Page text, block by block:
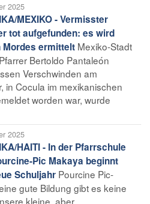
2025
MEXIKO - Vermisster
tot aufgefunden: es wird
Mordes ermittelt Mexiko-Stadt
Bertoldo Pantaleón
Verschwinden am
in Cocula im mexikanischen
worden war, wurde
2025
HAITI - In der Pfarrschule
Pic Makaya beginnt
Schuljahr Pourcine Pic-
gute Bildung gibt es keine
kleine, aber